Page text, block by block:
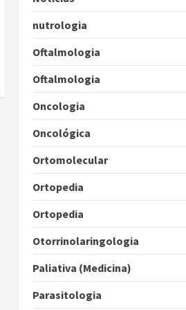
nutrologia
Oftalmologia
Oftalmologia
Oncologia
Oncológica
Ortomolecular
Ortopedia
Ortopedia
Otorrinolaringologia
Paliativa (Medicina)
Parasitologia